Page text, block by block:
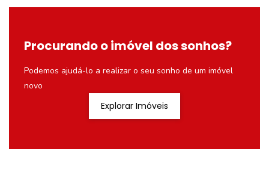
Procurando o imóvel dos sonhos?
Podemos ajudá-lo a realizar o seu sonho de um imóvel
novo
Explorar Imóveis